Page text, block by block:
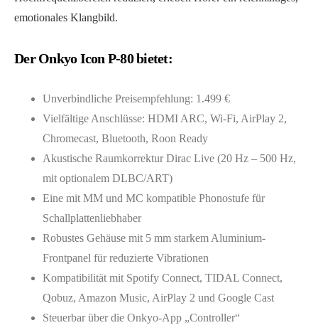
emotionales Klangbild.
Der Onkyo Icon P-80 bietet:
Unverbindliche Preisempfehlung: 1.499 €
Vielfältige Anschlüsse: HDMI ARC, Wi-Fi, AirPlay 2,
Chromecast, Bluetooth, Roon Ready
Akustische Raumkorrektur Dirac Live (20 Hz – 500 Hz,
mit optionalem DLBC/ART)
Eine mit MM und MC kompatible Phonostufe für
Schallplattenliebhaber
Robustes Gehäuse mit 5 mm starkem Aluminium-
Frontpanel für reduzierte Vibrationen
Kompatibilität mit Spotify Connect, TIDAL Connect,
Qobuz, Amazon Music, AirPlay 2 und Google Cast
Steuerbar über die Onkyo-App „Controller“